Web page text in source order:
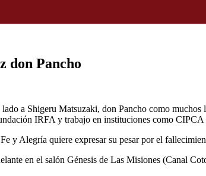
don Pancho
a Shigeru Matsuzaki, don Pancho como
IRFA y trabajo en instituciones como
y Alegría quiere expresar su pesar por el
en el salón Génesis de Las Misiones (Canal